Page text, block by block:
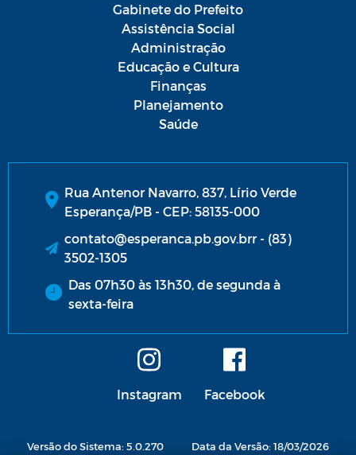
Gabinete do Prefeito
Assistência Social
Administração
Educação e Cultura
Finanças
Planejamento
Saúde
Rua Antenor Navarro, 837, Lírio Verde
Esperança/PB - CEP: 58135-000
contato@esperanca.pb.gov.brr - (83)
3502-1305
Das 07h30 às 13h30, de segunda à
sexta-feira
Instagram Facebook
Versão do Sistema: 5.0.270 Data da Versão: 18/03/2026